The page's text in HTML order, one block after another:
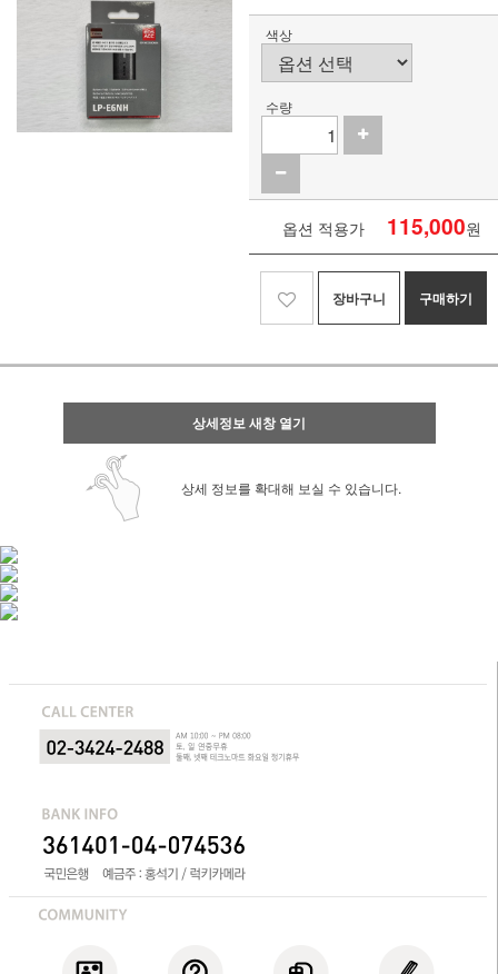
색상
수량
옵션 적용가 115,000원
장바구니 구매하기
상세정보 새창 열기
상세 정보를 확대해 보실 수 있습니다.